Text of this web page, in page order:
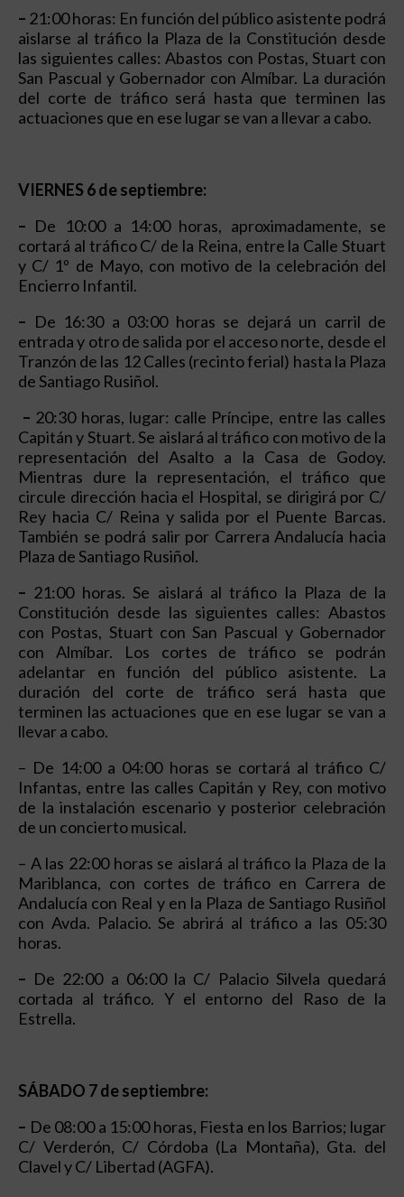
– 21:00 horas: En función del público asistente podrá
aislarse al tráfico la Plaza de la Constitución desde
las siguientes calles: Abastos con Postas, Stuart con
San Pascual y Gobernador con Almíbar. La duración
del corte de tráfico será hasta que terminen las
actuaciones que en ese lugar se van a llevar a cabo.
VIERNES 6 de septiembre:
– De 10:00 a 14:00 horas, aproximadamente, se
cortará al tráfico C/ de la Reina, entre la Calle Stuart
y C/ 1º de Mayo, con motivo de la celebración del
Encierro Infantil.
– De 16:30 a 03:00 horas se dejará un carril de
entrada y otro de salida por el acceso norte, desde el
Tranzón de las 12 Calles (recinto ferial) hasta la Plaza
de Santiago Rusiñol.
– 20:30 horas, lugar: calle Príncipe, entre las calles
Capitán y Stuart. Se aislará al tráfico con motivo de la
representación del Asalto a la Casa de Godoy.
Mientras dure la representación, el tráfico que
circule dirección hacia el Hospital, se dirigirá por C/
Rey hacia C/ Reina y salida por el Puente Barcas.
También se podrá salir por Carrera Andalucía hacia
Plaza de Santiago Rusiñol.
– 21:00 horas. Se aislará al tráfico la Plaza de la
Constitución desde las siguientes calles: Abastos
con Postas, Stuart con San Pascual y Gobernador
con Almíbar. Los cortes de tráfico se podrán
adelantar en función del público asistente. La
duración del corte de tráfico será hasta que
terminen las actuaciones que en ese lugar se van a
llevar a cabo.
– De 14:00 a 04:00 horas se cortará al tráfico C/
Infantas, entre las calles Capitán y Rey, con motivo
de la instalación escenario y posterior celebración
de un concierto musical.
– A las 22:00 horas se aislará al tráfico la Plaza de la
Mariblanca, con cortes de tráfico en Carrera de
Andalucía con Real y en la Plaza de Santiago Rusiñol
con Avda. Palacio. Se abrirá al tráfico a las 05:30
horas.
– De 22:00 a 06:00 la C/ Palacio Silvela quedará
cortada al tráfico. Y el entorno del Raso de la
Estrella.
SÁBADO 7 de septiembre:
– De 08:00 a 15:00 horas, Fiesta en los Barrios; lugar
C/ Verderón, C/ Córdoba (La Montaña), Gta. del
Clavel y C/ Libertad (AGFA).